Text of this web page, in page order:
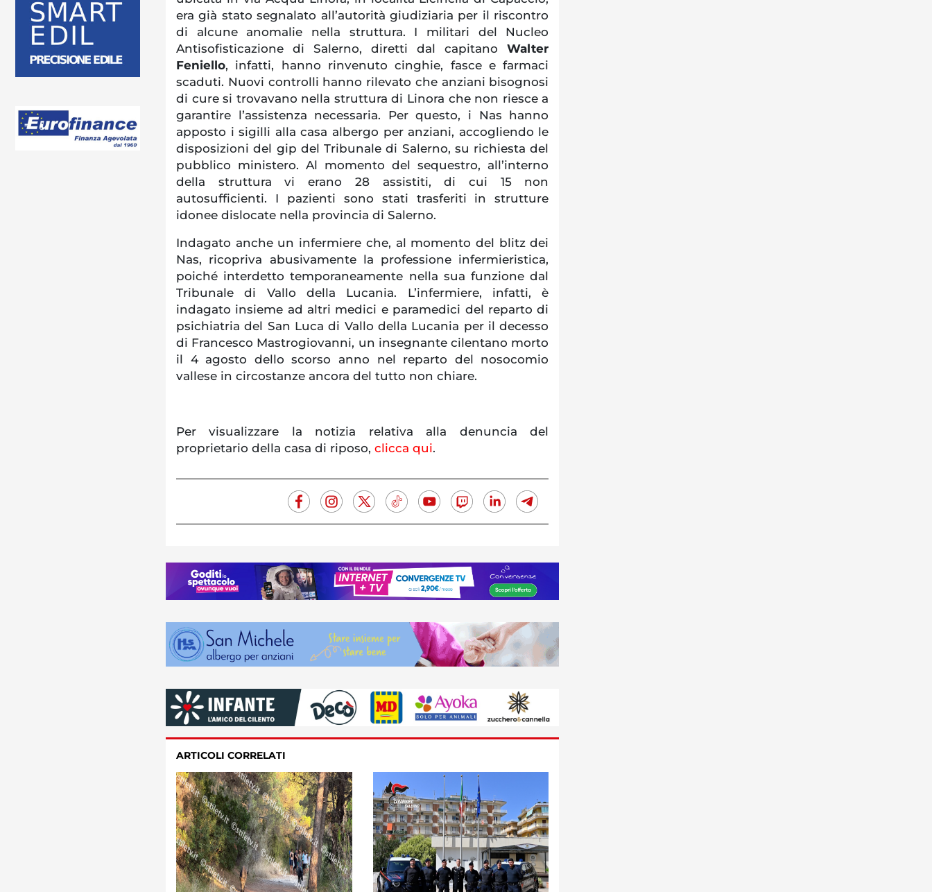
era già stato segnalato all’autorità giudiziaria per il riscontro
di alcune anomalie nella struttura. I militari del Nucleo
Antisofisticazione di Salerno, diretti dal capitanoWalter
Feniello, infatti, hanno rinvenuto cinghie, fasce e farmaci
scaduti. Nuovi controlli hanno rilevato che anziani bisognosi
di cure si trovavano nella struttura di Linora che non riesce a
garantire l’assistenza necessaria. Per questo, i Nas hanno
apposto i sigilli alla casa albergo per anziani, accogliendo le
disposizioni del gip del Tribunale di Salerno, su richiesta del
pubblico ministero. Al momento del sequestro, all’interno
della struttura vi erano 28 assistiti, di cui 15 non
autosufficienti. I pazienti sono stati trasferiti in strutture
idonee dislocate nella provincia di Salerno.
Indagato anche un infermiere che, al momento del blitz dei
Nas, ricopriva abusivamente la professione infermieristica,
poiché interdetto temporaneamente nella sua funzione dal
Tribunale di Vallo della Lucania. L’infermiere, infatti, è
indagato insieme ad altri medici e paramedici del reparto di
psichiatria del San Luca di Vallo della Lucania per il decesso
di Francesco Mastrogiovanni, un insegnante cilentano morto
il 4 agosto dello scorso anno nel reparto del nosocomio
vallese in circostanze ancora del tutto non chiare.
Per visualizzare la notizia relativa alla denuncia del
proprietario della casa di riposo, clicca qui.
ARTICOLI CORRELATI